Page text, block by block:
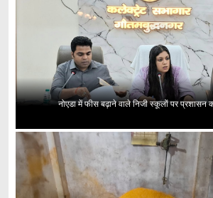
नोएडा में फीस बढ़ाने वाले निजी स्कूलों पर प्रशासन